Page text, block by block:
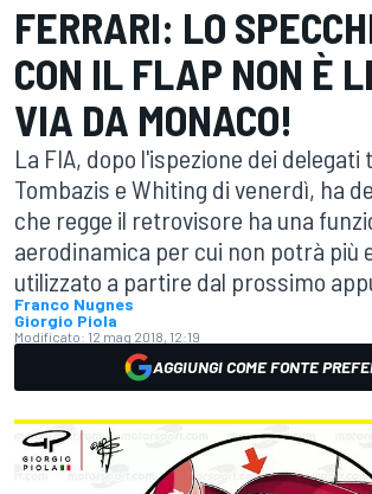
FERRARI: LO
CON IL FLAP NON È
VIA DA MONACO!
La FIA, dopo l'ispezione dei delegati
Tombazis e Whiting di venerdì, ha
che regge il retrovisore ha una
aerodinamica per cui non potrà più
utilizzato a partire dal prossimo
Franco Nugnes
Giorgio Piola
Modificato: 12 mag 2018, 12:19
AGGIUNGI COME FONTE